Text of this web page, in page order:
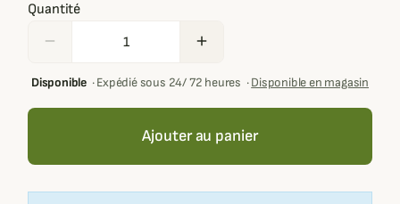
Quantité
remove add
Disponible·Expédié sous 24/ 72 heures ·Disponible en magasin
Ajouter au panier